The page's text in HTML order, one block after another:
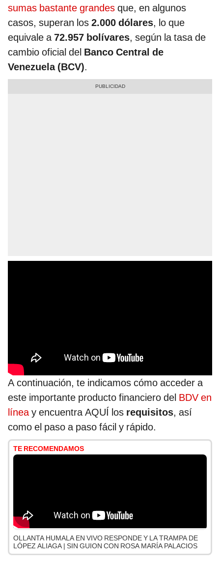
sumas bastante grandes que, en algunos
casos, superan los 2.000 dólares, lo que
equivale a72.957 bolívares, según la tasa de
cambio oficial del Banco Central de
Venezuela (BCV).
A continuación, te indicamos cómo acceder a
este importante producto financiero del BDV en
líneay encuentra AQUÍ los requisitos, así
como el paso a paso fácil y rápido.
TE RECOMENDAMOS
OLLANTA HUMALA EN VIVO RESPONDE Y LA TRAMPA DE
LÓPEZ ALIAGA | SIN GUION CON ROSA MARÍA PALACIOS